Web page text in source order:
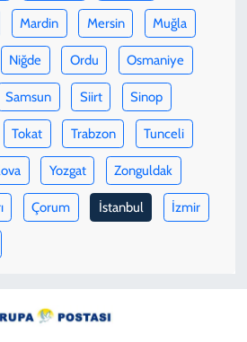
Mardin Mersin Muğla
Niğde Ordu Osmaniye
Samsun Siirt Sinop
Tokat Trabzon Tunceli
Yozgat Zonguldak
Çorum İstanbul İzmir